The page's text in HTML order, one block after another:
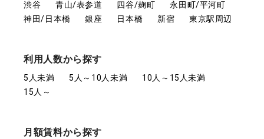
渋谷 青山/表参道 四谷/麹町
永田町/平河町
神田/日本橋
銀座 日本橋 新宿 東京駅周辺
利用人数から探す
5人未満 5人～10人未満
10人～15人未満
15人～
月額賃料から探す